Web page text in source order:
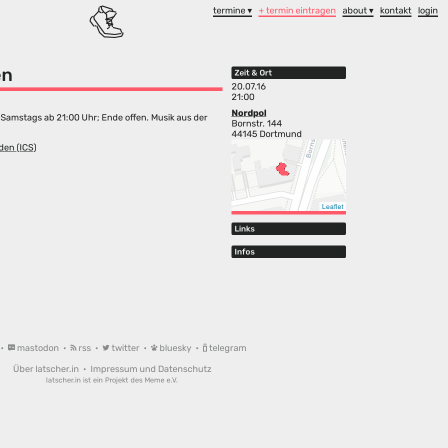
termine ▾ + termin eintragen about ▾ kontakt login
Zeit & Ort
20.07.16
21:00
Nordpol
Bornstr. 144
44145 Dortmund
Leaflet
Links
Infos
ab 21:00 Uhr; Ende offen. Musik aus der
(ICS)
mastodon • rss • twitter • bluesky •
telegram
Über latscher.in • Impressum und Datenschutz
latscher.in ist ein Projekt des Meme e.V.